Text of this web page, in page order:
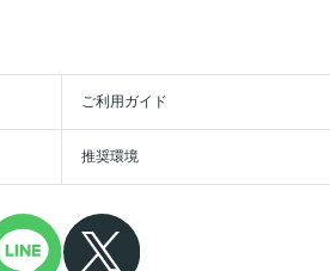
ご利用ガイド
推奨環境